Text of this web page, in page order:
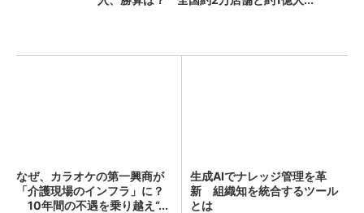
なぜ、カラオケの第一興商が
「介護現場のインフラ」に？
10年間の不遇を乗り越え“...
生成AIでナレッジ管理を革
新 組織知を統合するツール
とは